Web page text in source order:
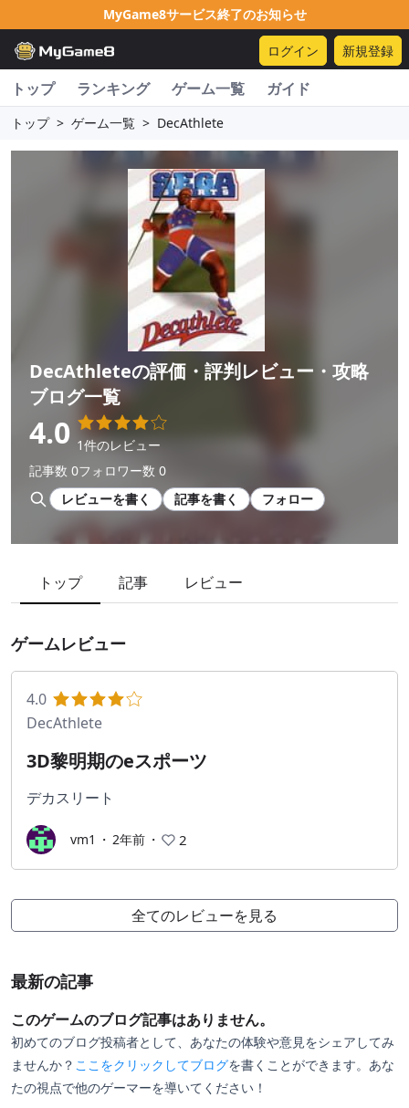
MyGame8サービス終了のお知らせ
ログイン 新規登録
トップ ランキング ゲーム一覧 ガイド
トップ > ゲーム一覧 > DecAthlete
DecAthleteの評価・評判レビュー・攻略
ブログ一覧
4.0 1件のレビュー
記事数 0フォロワー数 0
レビューを書く
記事を書く フォロー
トップ 記事 レビュー
ゲームレビュー
4.0
DecAthlete
3D黎明期のeスポーツ
デカスリート
vm1 ・ 2年前 ・ 2
全てのレビューを見る
最新の記事
このゲームのブログ記事はありません。
初めてのブログ投稿者として、あなたの体験や意見をシェアしてみ
ませんか？ ここをクリックしてブログを書くことができます。あな
たの視点で他のゲーマーを導いてください！